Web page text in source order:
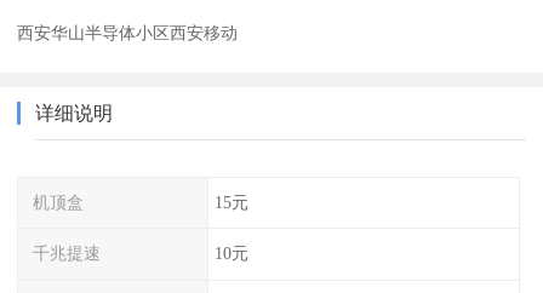
西安华山半导体小区西安移动
详细说明
机顶盒 15元
千兆提速 10元